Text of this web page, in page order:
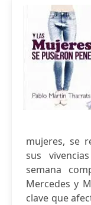
mujeres, se
sus
semana
Mercedes y
clave que